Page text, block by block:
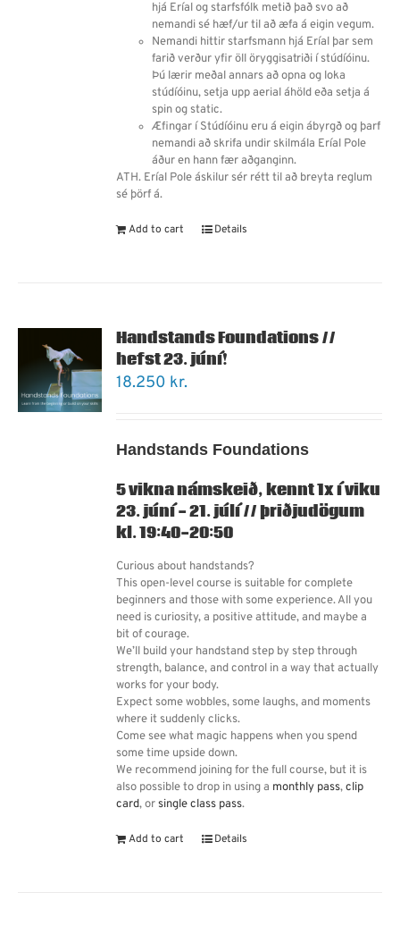
hjá Eríal og starfsfólk metið það svo að
nemandi sé hæf/ur til að æfa á eigin vegum.
Nemandi hittir starfsmann hjá Eríal þar sem
farið verður yfir öll öryggisatriði í stúdíóinu.
Þú lærir meðal annarsaðopna og loka
stúdíóinu, setja upp aerial áhöld eða setja á
spin og static.
Æfingar í Stúdíóinu eru á eigin ábyrgð og þarf
nemandiað skrifa undir skilmála Eríal Pole
áður en hann fær aðganginn.
ATH. Eríal Pole áskilur sér rétt til að breyta reglum
sé þörf á.
Add to cart Details
Handstands Foundations //
hefst 23. júní!
18.250 kr.
Handstands Foundations
5 vikna námskeið, kennt 1x í viku
23. júní - 21. júlí // þriðjudögum
kl. 19:40-20:50
Curious about handstands?
This open-level course is suitable for complete
beginners and those with some experience. All you
need is curiosity, a positive attitude, and maybe a
bit of courage.
We’ll build your handstand step by step through
strength, balance, and control in a way that actually
works for your body.
Expect some wobbles, some laughs, and moments
where it suddenly clicks.
Come see what magic happens when you spend
some time upside down.
We recommend joining for the full course, but it is
also possible to drop in using a monthly pass,clip
card, orsingle class pass.
Add to cart Details